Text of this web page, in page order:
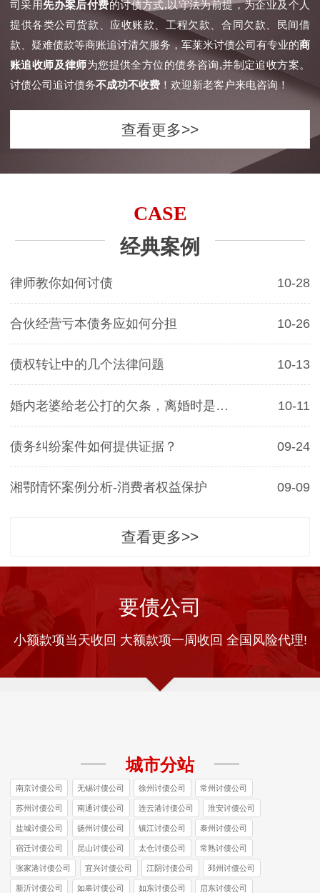
司采用先办案后付费的讨债方式,以守法为前提，为企业及个人
提供各类公司货款、应收账款、工程欠款、合同欠款、民间借
款、疑难债款等商账追讨清欠服务，军莱米讨债公司有专业的商
账追收师及律师为您提供全方位的债务咨询,并制定追收方案。
讨债公司追讨债务不成功不收费 ！欢迎新老客户来电咨询！
查看更多>>
CASE
经典案例
律师教你如何讨债 10-28
合伙经营亏本债务应如何分担 10-26
债权转让中的几个法律问题 10-13
婚内老婆给老公打的欠条，离婚时是否有效 10-11
债务纠纷案件如何提供证据？ 09-24
湘鄂情怀案例分析-消费者权益保护 09-09
查看更多>>
要债公司
小额款项当天收回 大额款项一周收回 全国风险代理!
城市分站
南京讨债公司 无锡讨债公司 徐州讨债公司 常州讨债公司
苏州讨债公司 南通讨债公司 连云港讨债公司 淮安讨债公司
盐城讨债公司 扬州讨债公司 镇江讨债公司 泰州讨债公司
宿迁讨债公司 昆山讨债公司 太仓讨债公司 常熟讨债公司
张家港讨债公司 宜兴讨债公司 江阴讨债公司 邳州讨债公司
新沂讨债公司 如皋讨债公司 如东讨债公司 启东讨债公司